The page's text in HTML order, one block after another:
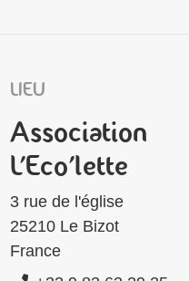
LIEU
Association
L'Eco'lette
3 rue de l'église
25210 Le Bizot
France